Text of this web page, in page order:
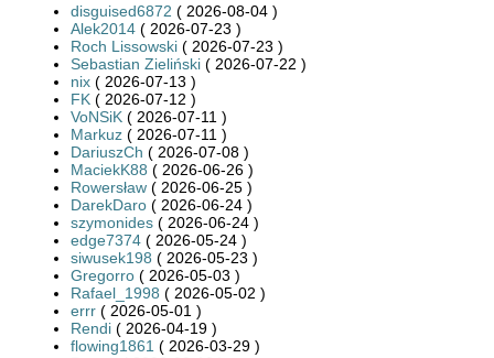
disguised6872 ( 2026-08-04 )
Alek2014 ( 2026-07-23 )
Roch Lissowski ( 2026-07-23 )
Sebastian Zieliński ( 2026-07-22 )
nix ( 2026-07-13 )
FK ( 2026-07-12 )
VoNSiK ( 2026-07-11 )
Markuz ( 2026-07-11 )
DariuszCh ( 2026-07-08 )
MaciekK88 ( 2026-06-26 )
Rowersław ( 2026-06-25 )
DarekDaro ( 2026-06-24 )
szymonides ( 2026-06-24 )
edge7374 ( 2026-05-24 )
siwusek198 ( 2026-05-23 )
Gregorro ( 2026-05-03 )
Rafael_1998 ( 2026-05-02 )
errr ( 2026-05-01 )
Rendi ( 2026-04-19 )
flowing1861 ( 2026-03-29 )